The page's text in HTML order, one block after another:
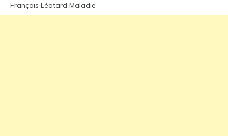
François Léotard Maladie